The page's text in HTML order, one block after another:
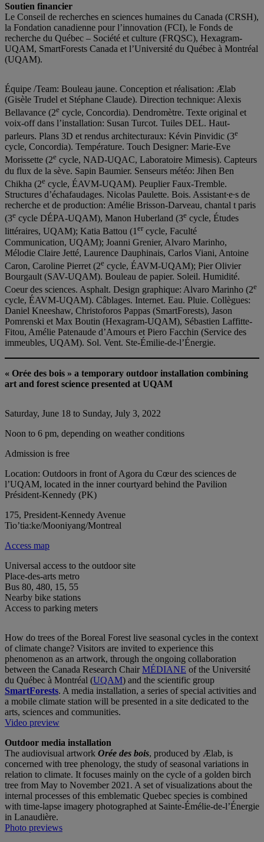
Soutien financier
Le Conseil de recherches en sciences humaines du Canada (CRSH),
la Fondation canadienne pour l’innovation (FCI), le Fonds de
recherche du Québec – Société et culture (FRQSC), Hexagram-
UQAM, SmartForests Canada et l’Université du Québec à Montréal
(UQAM).
Équipe /Team: Bouleau jaune. Conception et réalisation: Ælab
(Gisèle Trudel et Stéphane Claude). Direction technique: Alexis
Bellavance (2e cycle, Concordia). Dendromètre. Texte original et
voix-off dans l’installation: Susan Turcot. Tuiles DEL. Haut-
parleurs. Plans 3D et rendus architecturaux: Kévin Pinvidic (3e
cycle, Concordia). Température. Touch Designer: Marie-Eve
Morissette (2e cycle, NAD-UQAC, Laboratoire Mimesis). Capteurs
du flux de la sève. Sapin Baumier. Senseurs météo: Jihen Ben
Chikha (2e cycle, ÉAVM-UQAM). Peuplier Faux-Tremble.
Structures d’échafaudages. Nicolas Paulette. Bois. Assistant∙e∙s de
recherche et de production: Amélie Brisson-Darveau, chantal t paris
(3e cycle DÉPA-UQAM), Manon Huberland (3e cycle, Études
littéraires, UQAM); Katia Battou (1er cycle, Faculté
Communication, UQAM); Joanni Grenier, Alvaro Marinho,
Mélodie Claire Jetté, Laurence Dauphinais, Carlos Viani, Antoine
Caron, Caroline Pierret (2e cycle, ÉAVM-UQAM); Pier Olivier
Bourgault (SAV-UQAM). Bouleau de papier. Soleil. Humidité.
Coeur des sciences. Asphalt. Design graphique: Alvaro Marinho (2e
cycle, ÉAVM-UQAM). Câblages. Internet. Eau. Pluie. Collègues:
Daniel Kneeshaw, Christoforos Pappas (SmartForests), Jason
Pomrenski et Max Boutin (Hexagram-UQAM), Sébastien Laffitte-
Fitou, Amélie Patenaude d’Amours et Piero Facchin (Service des
immeubles, UQAM). Sol. Vent. Ste-Émilie-de-l’Énergie.
« Orée des bois » a temporary outdoor installation combining
art and forest science presented at UQAM
Saturday, June 18 to Sunday, July 3, 2022
Noon to 6 pm, depending on weather conditions
Admission is free
Location: Outdoors in front of Agora du Cœur des sciences de
l’UQAM, located in the inner courtyard behind the Pavilion
Président-Kennedy (PK)
175, President-Kennedy Avenue
Tio’tia:ke/Mooniyang/Montreal
Access map
Universal access to the outdoor site
Place-des-arts metro
Bus 80, 480, 15, 55
Nearby bike stations
Access to parking meters
How do trees of the Boreal Forest live seasonal cycles in the context
of climate change? Visitors are invited to experience this
phenomenon as an artwork, through the ongoing collaboration
between the Canada Research ChairMÉDIANE of the Université
du Québec à Montréal (UQAM) and the scientific group
SmartForests. A media installation, a series of special activities and
a mobile climate station will be presented in a site dedicated to the
arts, sciences and communities.
Video preview
Outdoor media installation
The audiovisual artwork Orée des bois, produced by Ælab, is
concerned with tree phenology, the study of seasonal variations in
relation to climate. It focuses mainly on the cycle of a golden birch
tree from May to November 2021. A set of visualizations about the
internal processes of this emblematic Quebec species is combined
with time-lapse imagery photographed at Sainte-Émélie-de-l’Énergie
in Lanaudière.
Photo previews